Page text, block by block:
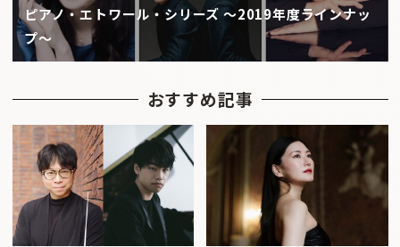
ピアノ・エトワール・シリーズ 〜2019年度ラインナッ
プ〜
おすすめ記事